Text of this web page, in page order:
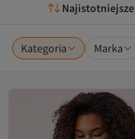
Najistotniejsze
Kategoria Marka